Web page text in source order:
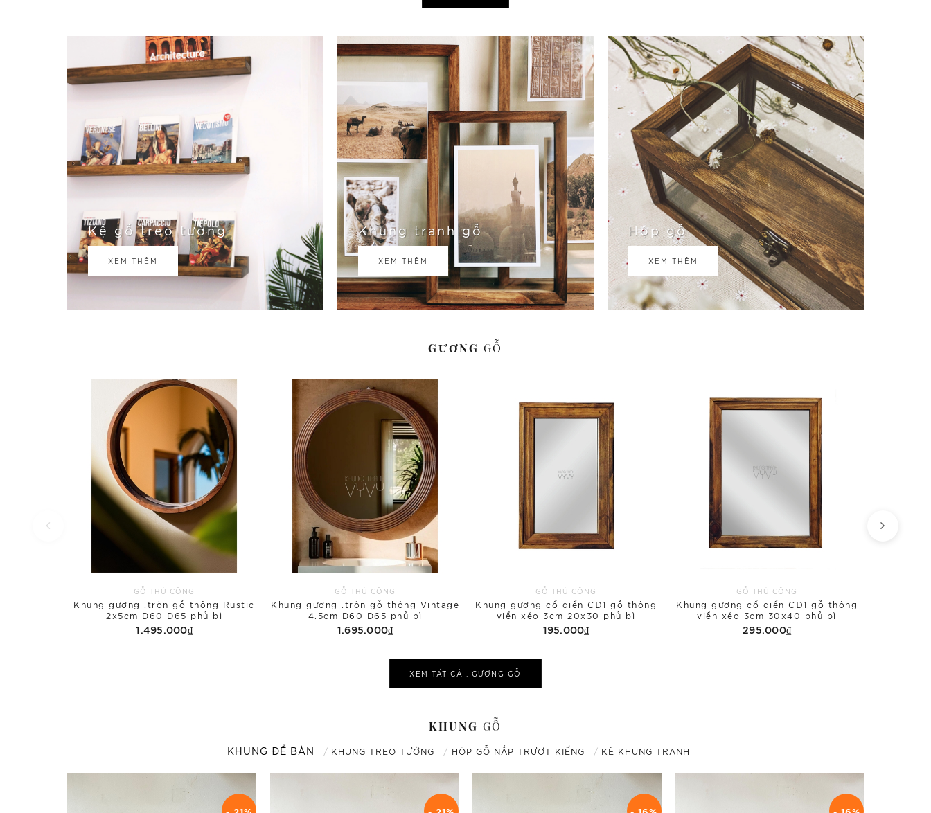
Kệ gỗ treo tường
XEM THÊM
Khung tranh gỗ
XEM THÊM
Hộp gỗ
XEM THÊM
GƯƠNG GỖ
GỖ THỦ CÔNG
Khung gương .tròn gỗ thông Rustic
2x5cm D60 D65 phủ bì
1.495.000₫
GỖ THỦ CÔNG
Khung gương .tròn gỗ thông Vintage
4.5cm D60 D65 phủ bì
1.695.000₫
GỖ THỦ CÔNG
Khung gương cổ điển CĐ1 gỗ thông
viền xéo 3cm 20x30 phủ bì
195.000₫
GỖ THỦ CÔNG
Khung gương cổ điển CĐ1 gỗ thông
viền xéo 3cm 30x40 phủ bì
295.000₫
XEM TẤT CẢ . GƯƠNG GỖ
KHUNG GỖ
KHUNG ĐỂ BÀN KHUNG TREO TƯỜNG HỘP GỖ NẮP TRƯỢT KIẾNG KỆ KHUNG TRANH